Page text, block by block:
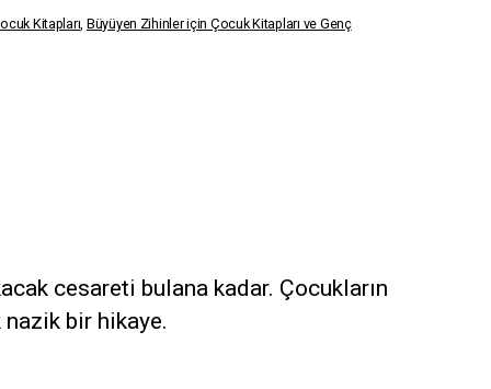
Kitapları, Büyüyen Zihinler için Çocuk Kitapları ve Genç
cesareti bulana kadar. Çocukların
nazik bir hikaye.